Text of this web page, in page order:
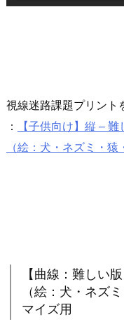
視線迷路課題プリント
：
【子供向け】縦 –
（絵：犬・ネズミ・
【曲線：難しい
（絵：犬・ネズ
マイズ用